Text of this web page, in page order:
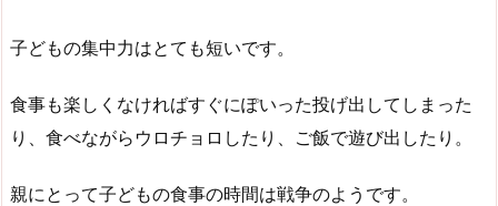
子どもの集中力はとても短いです。
食事も楽しくなければすぐにぽいった投げ出してしまった
り、食べながらウロチョロしたり、ご飯で遊び出したり。
親にとって子どもの食事の時間は戦争のようです。